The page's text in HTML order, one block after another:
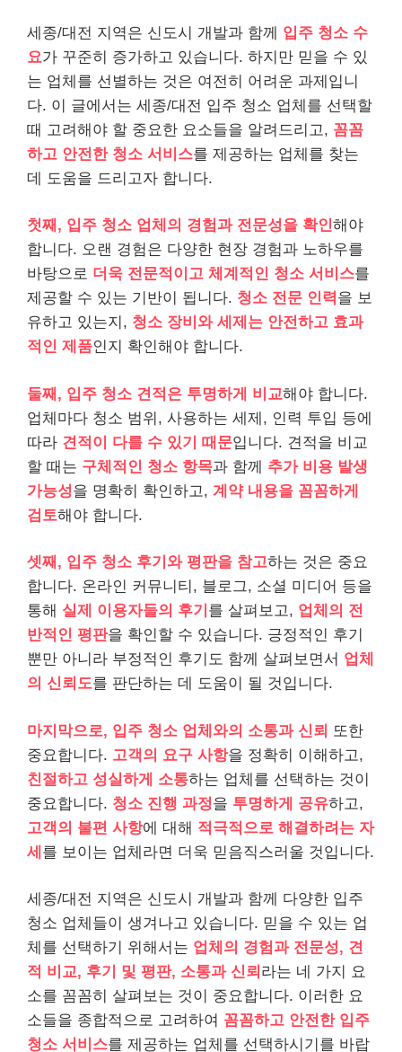
세종/대전 지역은 신도시 개발과 함께 입주 청소 수
요가 꾸준히 증가하고 있습니다. 하지만 믿을 수 있
는 업체를 선별하는 것은 여전히 어려운 과제입니
다. 이 글에서는 세종/대전 입주 청소 업체를 선택할
때 고려해야 할 중요한 요소들을 알려드리고, 꼼꼼
하고 안전한 청소 서비스를 제공하는 업체를 찾는
데 도움을 드리고자 합니다.
첫째, 입주 청소 업체의 경험과 전문성을 확인해야
합니다. 오랜 경험은 다양한 현장 경험과 노하우를
바탕으로 더욱 전문적이고 체계적인 청소 서비스를
제공할 수 있는 기반이 됩니다. 청소 전문 인력 을 보
유하고 있는지, 청소 장비와 세제는 안전하고 효과
적인 제품인지 확인해야 합니다.
둘째, 입주 청소 견적은 투명하게 비교해야 합니다.
업체마다 청소 범위, 사용하는 세제, 인력 투입 등에
따라 견적이 다를 수 있기 때문입니다. 견적을 비교
할 때는 구체적인 청소 항목과 함께 추가 비용 발생
가능성을 명확히 확인하고, 계약 내용을 꼼꼼하게
검토해야 합니다.
셋째, 입주 청소 후기와 평판을 참고하는 것은 중요
합니다. 온라인 커뮤니티, 블로그, 소셜 미디어 등을
통해 실제 이용자들의 후기 를 살펴보고, 업체의 전
반적인 평판을 확인할 수 있습니다. 긍정적인 후기
뿐만 아니라 부정적인 후기도 함께 살펴보면서 업체
의 신뢰도를 판단하는 데 도움이 될 것입니다.
마지막으로, 입주 청소 업체와의 소통과 신뢰 또한
중요합니다. 고객의 요구 사항을 정확히 이해하고,
친절하고 성실하게 소통하는 업체를 선택하는 것이
중요합니다. 청소 진행 과정을 투명하게 공유하고,
고객의 불편 사항에 대해 적극적으로 해결하려는 자
세 를 보이는 업체라면 더욱 믿음직스러울 것입니다.
세종/대전 지역은 신도시 개발과 함께 다양한 입주
청소 업체들이 생겨나고 있습니다. 믿을 수 있는 업
체를 선택하기 위해서는 업체의 경험과 전문성, 견
적 비교, 후기 및 평판, 소통과 신뢰 라는 네 가지 요
소를 꼼꼼히 살펴보는 것이 중요합니다. 이러한 요
소들을 종합적으로 고려하여 꼼꼼하고 안전한 입주
청소 서비스를 제공하는 업체를 선택하시기를 바랍